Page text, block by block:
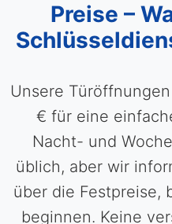
Preise –
Unsere
€ für eine
Nacht- und
üblich, aber wir
über die Festpreise,
beginnen. Keine